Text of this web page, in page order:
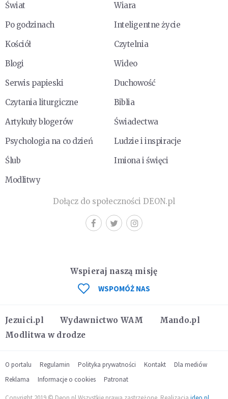
Świat
Wiara
Po godzinach
Inteligentne życie
Kościół
Czytelnia
Blogi
Wideo
Serwis papieski
Duchowość
Czytania liturgiczne
Biblia
Artykuły blogerów
Świadectwa
Psychologia na co dzień
Ludzie i inspiracje
Ślub
Imiona i święci
Modlitwy
Dołącz do społeczności DEON.pl
Jezuici.pl Wydawnictwo WAM
Mando.pl
Modlitwa w drodze
Wspieraj naszą misję
WSPOMÓŻ NAS
O portalu Regulamin Polityka prywatności Kontakt
Dla mediów
Reklama
Informacje o cookies Patronat